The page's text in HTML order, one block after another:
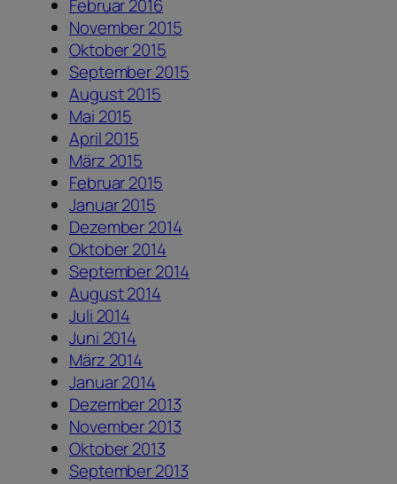
Februar 2016
November 2015
Oktober 2015
September 2015
August 2015
Mai 2015
April 2015
März 2015
Februar 2015
Januar 2015
Dezember 2014
Oktober 2014
September 2014
August 2014
Juli 2014
Juni 2014
März 2014
Januar 2014
Dezember 2013
November 2013
Oktober 2013
September 2013